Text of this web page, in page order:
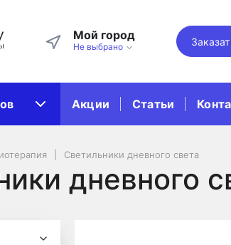
Мой город
Не выбрано
Акции Статьи
Светильники дневного света
дневного